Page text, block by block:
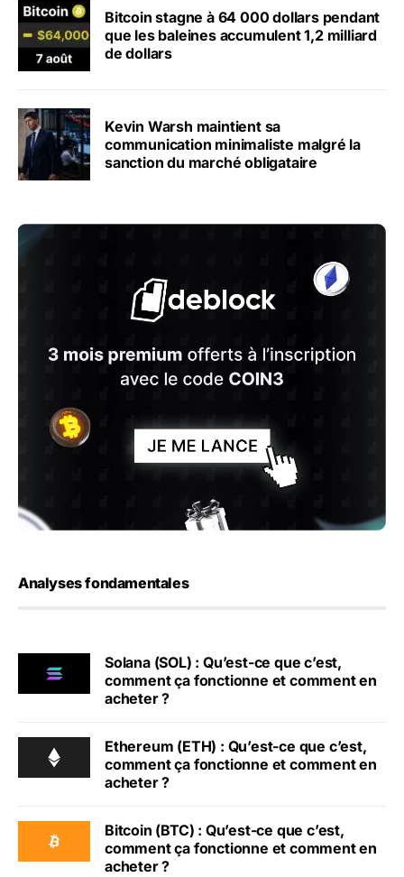
Bitcoin stagne à 64 000 dollars pendant
que les baleines accumulent 1,2 milliard
de dollars
Kevin Warsh maintient sa
communication minimaliste malgré la
sanction du marché obligataire
Analyses fondamentales
Solana (SOL) : Qu’est-ce que c’est,
comment ça fonctionne et comment en
acheter ?
Ethereum (ETH) : Qu’est-ce que c’est,
comment ça fonctionne et comment en
acheter ?
Bitcoin (BTC) : Qu’est-ce que c’est,
comment ça fonctionne et comment en
acheter ?